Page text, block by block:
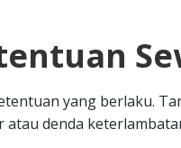
yang berlaku.
denda